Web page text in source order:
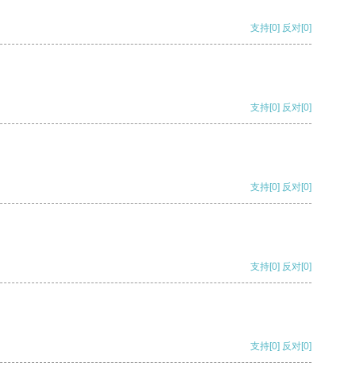
支持[0] 反对[0]
支持[0] 反对[0]
支持[0] 反对[0]
支持[0] 反对[0]
支持[0] 反对[0]